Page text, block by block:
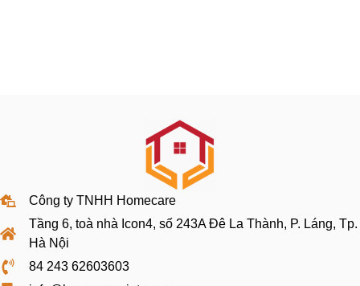
Công ty TNHH Homecare
Tầng 6, toà nhà Icon4, số 243A Đê La Thành, P. Láng, Tp.
Hà Nội
84 243 62603603